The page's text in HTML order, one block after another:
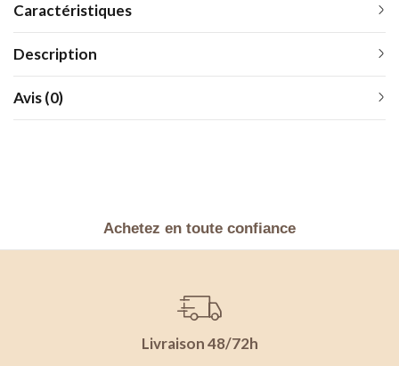
Caractéristiques
Description
Avis (0)
Achetez en toute confiance
Livraison 48/72h